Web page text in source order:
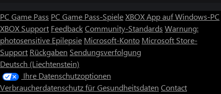
PC Game Pass PC Game Pass-SpieleXBOX App auf Windows-PC
XBOX Support FeedbackCommunity-Standards Warnung:
photosensitive Epilepsie Microsoft-Konto Microsoft Store-
Support Rückgaben Sendungsverfolgung
Deutsch (Liechtenstein)
Ihre Datenschutzoptionen
Verbraucherdatenschutz für Gesundheitsdaten Contact